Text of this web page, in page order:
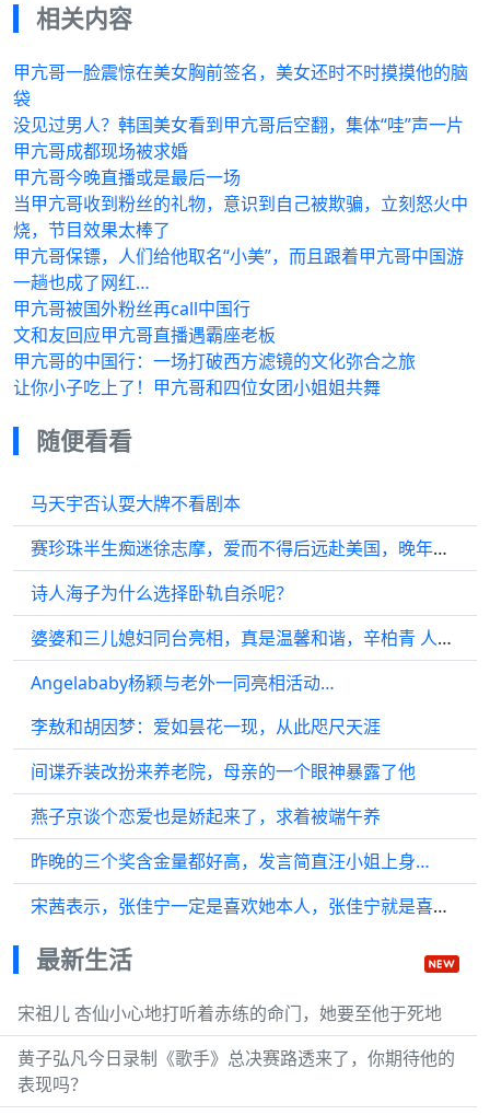
相关内容
甲亢哥一脸震惊在美女胸前签名，美女还时不时摸摸他的脑
袋
没见过男人？韩国美女看到甲亢哥后空翻，集体“哇”声一片
甲亢哥成都现场被求婚
甲亢哥今晚直播或是最后一场
当甲亢哥收到粉丝的礼物，意识到自己被欺骗，立刻怒火中
烧，节目效果太棒了
甲亢哥保镖，人们给他取名“小美”，而且跟着甲亢哥中国游
一趟也成了网红…
甲亢哥被国外粉丝再call中国行
文和友回应甲亢哥直播遇霸座老板
甲亢哥的中国行：一场打破西方滤镜的文化弥合之旅
让你小子吃上了！甲亢哥和四位女团小姐姐共舞
随便看看
马天宇否认耍大牌不看剧本
赛珍珠半生痴迷徐志摩，爱而不得后远赴美国，晚年穿着旗袍离世
诗人海子为什么选择卧轨自杀呢？
婆婆和三儿媳妇同台亮相，真是温馨和谐，辛柏青 人世间
Angelababy杨颖与老外一同亮相活动…
李敖和胡因梦：爱如昙花一现，从此咫尺天涯
间谍乔装改扮来养老院，母亲的一个眼神暴露了他
燕子京谈个恋爱也是娇起来了，求着被端午养
昨晚的三个奖含金量都好高，发言简直汪小姐上身…
宋茜表示，张佳宁一定是喜欢她本人，张佳宁就是喜欢她！
最新生活
宋祖儿 杏仙小心地打听着赤练的命门，她要至他于死地
黄子弘凡今日录制《歌手》总决赛路透来了，你期待他的
表现吗？